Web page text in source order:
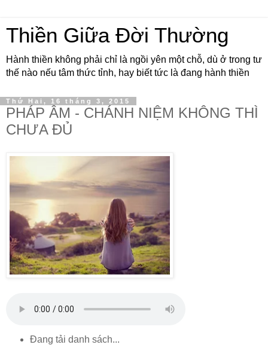
Thiền Giữa Đời Thường
Hành thiền không phải chỉ là ngồi yên một chỗ, dù ở trong tư
thế nào nếu tâm thức tỉnh, hay biết tức là đang hành thiền
Thứ Hai, 16 tháng 3, 2015
PHÁP ÂM - CHÁNH NIỆM KHÔNG THÌ
CHƯA ĐỦ
Đang tải danh sách...